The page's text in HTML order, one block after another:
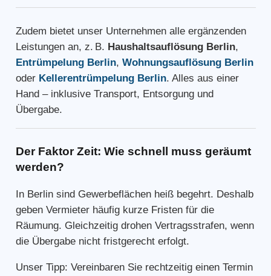
Zudem bietet unser Unternehmen alle ergänzenden
Leistungen an, z. B. Haushaltsauflösung Berlin,
Entrümpelung Berlin, Wohnungsauflösung Berlin
oder Kellerentrümpelung Berlin. Alles aus einer
Hand – inklusive Transport, Entsorgung und
Übergabe.
Der Faktor Zeit: Wie schnell muss geräumt
werden?
In Berlin sind Gewerbeflächen heiß begehrt. Deshalb
geben Vermieter häufig kurze Fristen für die
Räumung. Gleichzeitig drohen Vertragsstrafen, wenn
die Übergabe nicht fristgerecht erfolgt.
Unser Tipp: Vereinbaren Sie rechtzeitig einen Termin